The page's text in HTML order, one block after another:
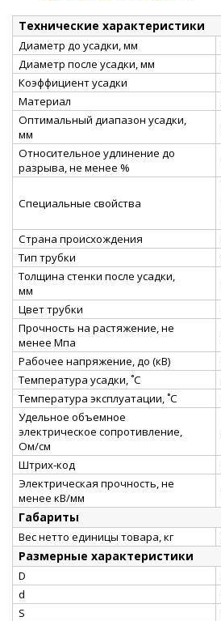
Технические характеристики
Диаметр до усадки, мм
Диаметр после усадки, мм
Коэффициент усадки
Материал
Оптимальный диапазон усадки,
мм
Относительное удлинение до
разрыва, не менее %
Специальные свойства
Страна происхождения
Тип трубки
Толщина стенки после усадки,
мм
Цвет трубки
Прочность на растяжение, не
менее Мпа
Рабочее напряжение, до (кВ)
Температура усадки, ˚С
Температура эксплуатации, ˚С
Удельное объемное
электрическое сопротивление,
Ом/см
Штрих-код
Электрическая прочность, не
менее кВ/мм
Габариты
Вес нетто единицы товара, кг
Размерные характеристики
D
d
S